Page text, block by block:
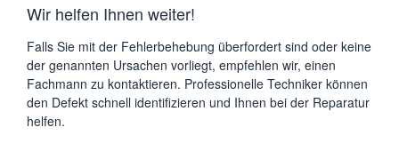
Wir helfen Ihnen weiter!
Falls Sie mit der Fehlerbehebung überfordert sind oder keine
der genannten Ursachen vorliegt, empfehlen wir, einen
Fachmann zu kontaktieren. Professionelle Techniker können
den Defekt schnell identifizieren und Ihnen bei der Reparatur
helfen.